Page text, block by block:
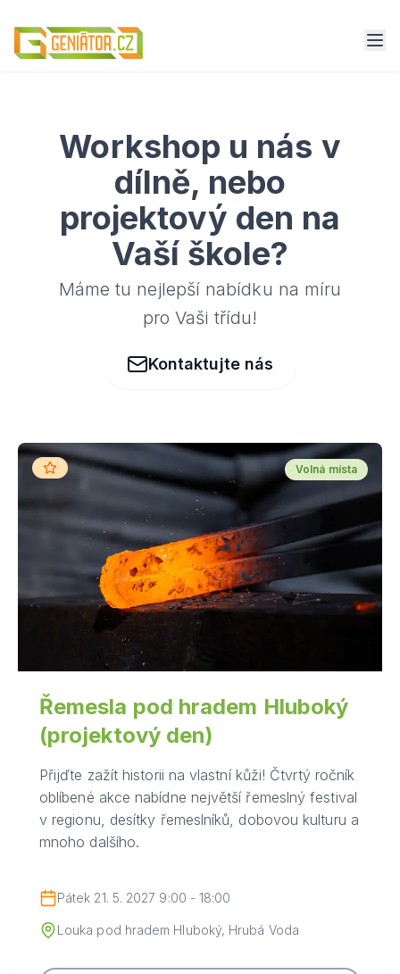
Workshop u nás v
dílně, nebo
projektový den na
Vaší škole?
Máme tu nejlepší nabídku na míru
pro Vaši třídu!
Kontaktujte nás
Volná místa
Řemesla pod hradem Hluboký
(projektový den)
Přijďte zažít historii na vlastní kůži! Čtvrtý ročník
oblíbené akce nabídne největší řemeslný festival
v regionu, desítky řemeslníků, dobovou kulturu a
mnoho dalšího.
Pátek 21. 5. 2027 9:00 - 18:00
Louka pod hradem Hluboký, Hrubá Voda